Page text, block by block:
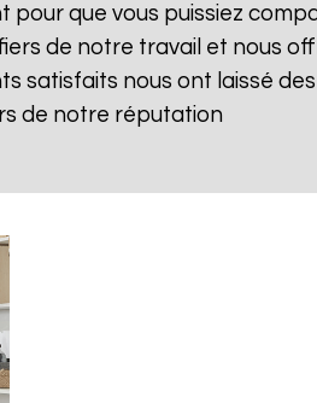
que vous puissiez
de notre travail et nous
satisfaits nous ont laissé
de notre réputation